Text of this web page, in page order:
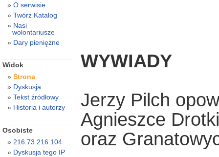
WYWIADY
Jerzy Pilch
Agnieszce
oraz
O serwisie
Twórz Katalog
Nasi
wolontariusze
Dary pieniężne
Widok
Strona
Dyskusja
Tekst źródłowy
Historia i autorzy
Osobiste
216.73.216.104
Dyskusja tego IP